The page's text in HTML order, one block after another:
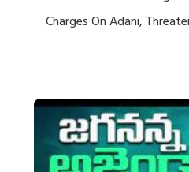
Charges On Adani,